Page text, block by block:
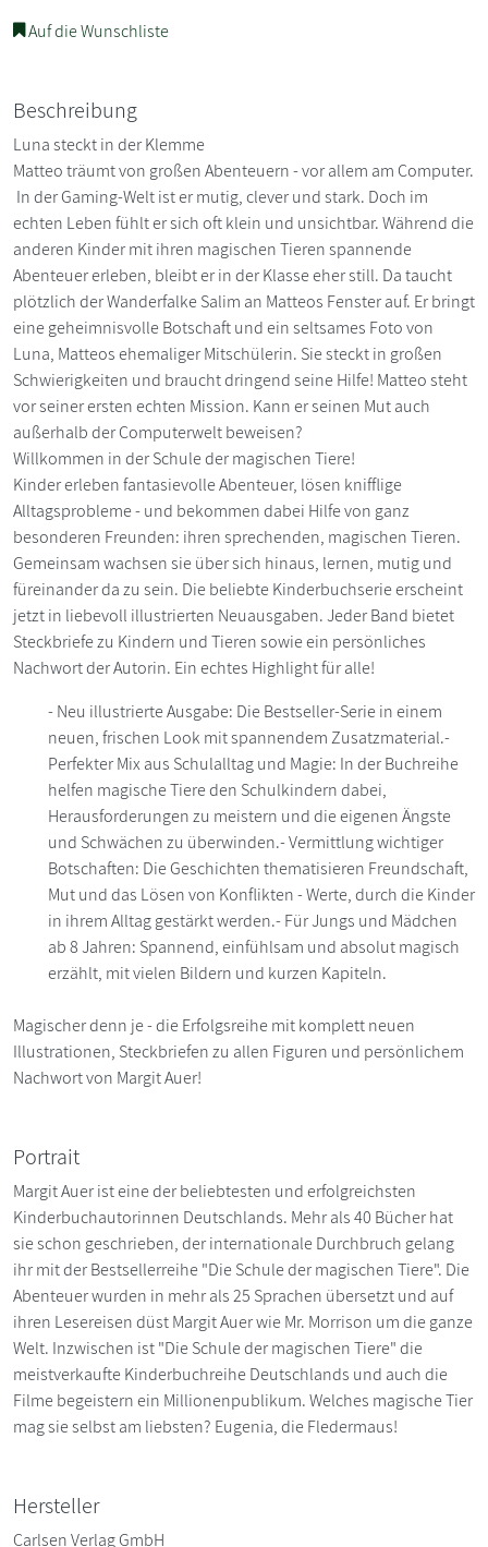
Auf die Wunschliste
Beschreibung
Luna steckt in der Klemme
Matteo träumt von großen Abenteuern - vor allem am Computer.
In der Gaming-Welt ist er mutig, clever und stark. Doch im
echten Leben fühlt er sich oft klein und unsichtbar. Während die
anderen Kinder mit ihren magischen Tieren spannende
Abenteuer erleben, bleibt er in der Klasse eher still. Da taucht
plötzlich der Wanderfalke Salim an Matteos Fenster auf. Er bringt
eine geheimnisvolle Botschaft und ein seltsames Foto von
Luna, Matteos ehemaliger Mitschülerin. Sie steckt in großen
Schwierigkeiten und braucht dringend seine Hilfe! Matteo steht
vor seiner ersten echten Mission. Kann er seinen Mut auch
außerhalb der Computerwelt beweisen?
Willkommen in der Schule der magischen Tiere!
Kinder erleben fantasievolle Abenteuer, lösen knifflige
Alltagsprobleme - und bekommen dabei Hilfe von ganz
besonderen Freunden: ihren sprechenden, magischen Tieren.
Gemeinsam wachsen sie über sich hinaus, lernen, mutig und
füreinander da zu sein. Die beliebte Kinderbuchserie erscheint
jetzt in liebevoll illustrierten Neuausgaben. Jeder Band bietet
Steckbriefe zu Kindern und Tieren sowie ein persönliches
Nachwort der Autorin. Ein echtes Highlight für alle!
- Neu illustrierte Ausgabe: Die Bestseller-Serie in einem
neuen, frischen Look mit spannendem Zusatzmaterial.-
Perfekter Mix aus Schulalltag und Magie: In der Buchreihe
helfen magische Tiere den Schulkindern dabei,
Herausforderungen zu meistern und die eigenen Ängste
und Schwächen zu überwinden.- Vermittlung wichtiger
Botschaften: Die Geschichten thematisieren Freundschaft,
Mut und das Lösen von Konflikten - Werte, durch die Kinder
in ihrem Alltag gestärkt werden.- Für Jungs und Mädchen
ab 8 Jahren: Spannend, einfühlsam und absolut magisch
erzählt, mit vielen Bildern und kurzen Kapiteln.
Magischer denn je - die Erfolgsreihe mit komplett neuen
Illustrationen, Steckbriefen zu allen Figuren und persönlichem
Nachwort von Margit Auer!
Portrait
Margit Auer ist eine der beliebtesten und erfolgreichsten
Kinderbuchautorinnen Deutschlands. Mehr als 40 Bücher hat
sie schon geschrieben, der internationale Durchbruch gelang
ihr mit der Bestsellerreihe "Die Schule der magischen Tiere". Die
Abenteuer wurden in mehr als 25 Sprachen übersetzt und auf
ihren Lesereisen düst Margit Auer wie Mr. Morrison um die ganze
Welt. Inzwischen ist "Die Schule der magischen Tiere" die
meistverkaufte Kinderbuchreihe Deutschlands und auch die
Filme begeistern ein Millionenpublikum. Welches magische Tier
mag sie selbst am liebsten? Eugenia, die Fledermaus!
Hersteller
Carlsen Verlag GmbH